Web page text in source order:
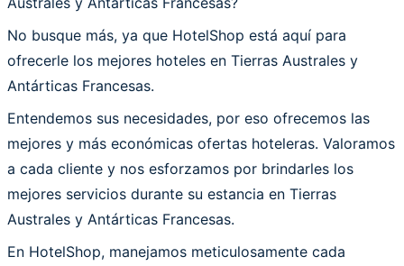
No busque más, ya que HotelShop está aquí para
ofrecerle los mejores hoteles en Tierras Australes y
Antárticas Francesas.
Entendemos sus necesidades, por eso ofrecemos las
mejores y más económicas ofertas hoteleras. Valoramos
a cada cliente y nos esforzamos por brindarles los
mejores servicios durante su estancia en Tierras
Australes y Antárticas Francesas.
En HotelShop, manejamos meticulosamente cada